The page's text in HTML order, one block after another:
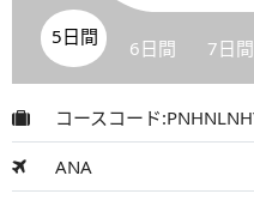
5日間 6日間 7日間
コースコード
ANA